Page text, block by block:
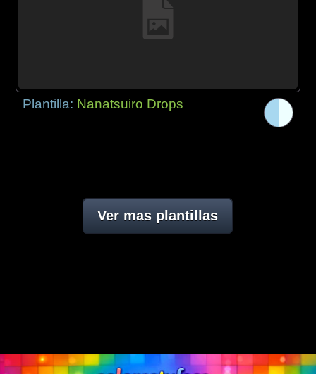
Plantilla: Nanatsuiro Drops
Ver mas plantillas